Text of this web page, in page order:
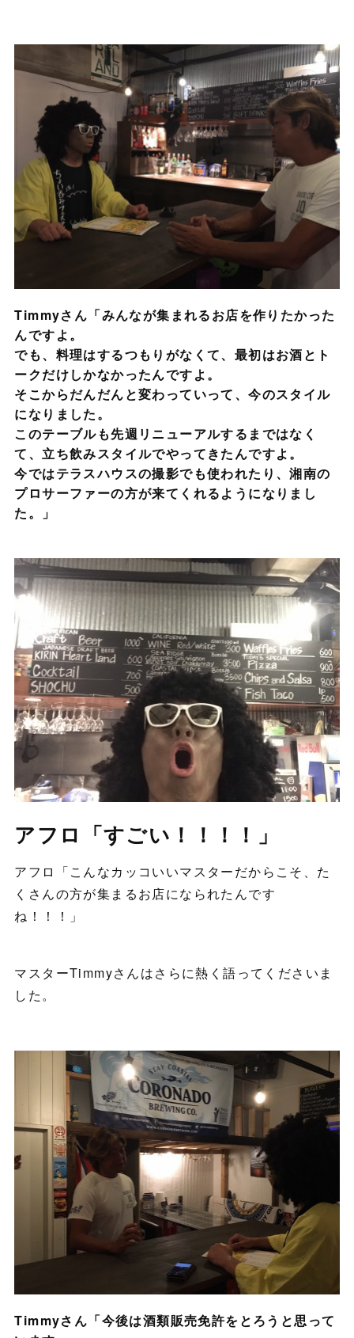
Timmyさん「みんなが集まれるお店を作りたかった
んですよ。
でも、料理はするつもりがなくて、最初はお酒とト
ークだけしかなかったんですよ。
そこからだんだんと変わっていって、今のスタイル
になりました。
このテーブルも先週リニューアルするまではなく
て、立ち飲みスタイルでやってきたんですよ。
今ではテラスハウスの撮影でも使われたり、湘南の
プロサーファーの方が来てくれるようになりまし
た。」
アフロ「すごい！！！！」
アフロ「こんなカッコいいマスターだからこそ、た
くさんの方が集まるお店になられたんです
ね！！！」
マスターTimmyさんはさらに熱く語ってくださいま
した。
Timmyさん「今後は酒類販売免許をとろうと思って